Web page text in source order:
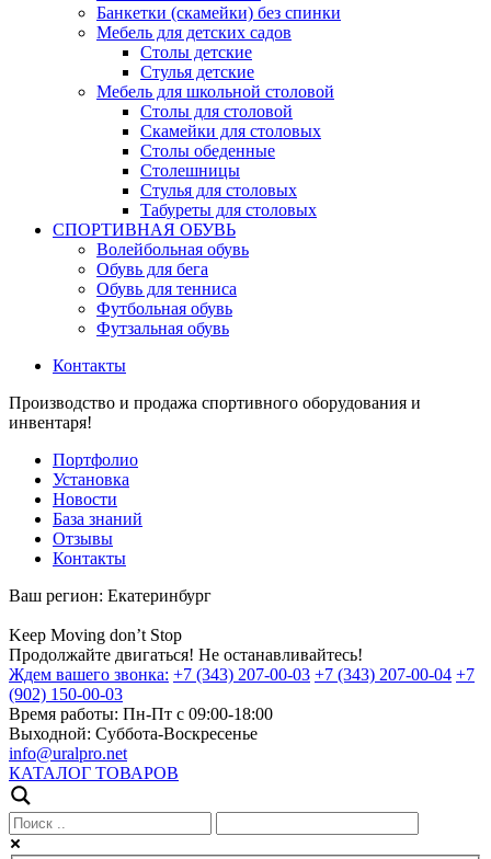
Банкетки (скамейки) без спинки
Мебель для детских садов
Столы детские
Стулья детские
Мебель для школьной столовой
Столы для столовой
Скамейки для столовых
Столы обеденные
Столешницы
Стулья для столовых
Табуреты для столовых
СПОРТИВНАЯ ОБУВЬ
Волейбольная обувь
Обувь для бега
Обувь для тенниса
Футбольная обувь
Футзальная обувь
Контакты
Производство и продажа спортивного оборудования и
инвентаря!
Портфолио
Установка
Новости
База знаний
Отзывы
Контакты
Ваш регион: Екатеринбург
Keep Moving don’t Stop
Продолжайте двигаться! Не останавливайтесь!
Ждем вашего звонка: +7 (343) 207-00-03 +7 (343) 207-00-04 +7
(902) 150-00-03
Время работы: Пн-Пт с 09:00-18:00
Выходной: Суббота-Воскресенье
info@uralpro.net
КАТАЛОГ ТОВАРОВ